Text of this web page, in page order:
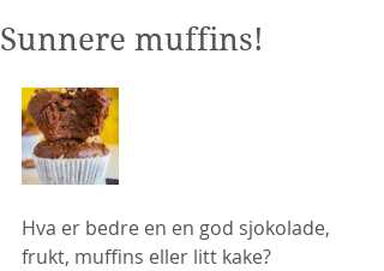
Sunnere muffins!
Hva er bedre en en god sjokolade,
frukt, muffins eller litt kake?